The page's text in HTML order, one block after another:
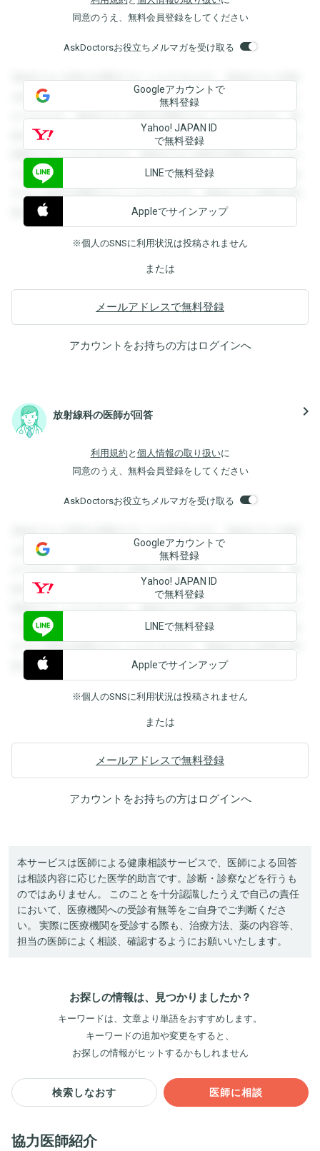
同意のうえ、無料会員登録をしてください
AskDoctorsお役立ちメルマガを受け取る
登録すると回答を閲覧することができます。登録すると回答
を閲覧することができます。登録すると回答を閲覧すること
ができます。登録すると回答を閲覧することができます。登
録すると回答を閲覧することができます。登録すると回答を
閲覧することができます。登録すると回答を閲覧することが
できます。登録すると回答を閲覧することができます。登録
すると回答を閲覧することができます。登録すると回答を閲
覧することができます。
Googleアカウントで
無料登録
Yahoo! JAPAN ID
で無料登録
LINEで無料登録
Appleでサインアップ
※個人のSNSに利用状況は投稿されません
または
メールアドレスで無料登録
アカウントをお持ちの方はログインへ
放射線科の医師が回答 navigate_next
利用規約 と 個人情報の取り扱いに
同意のうえ、無料会員登録をしてください
AskDoctorsお役立ちメルマガを受け取る
登録すると回答を閲覧することができます。登録すると回答
を閲覧することができます。登録すると回答を閲覧すること
ができます。登録すると回答を閲覧することができます。登
録すると回答を閲覧することができます。登録すると回答を
閲覧することができます。登録すると回答を閲覧することが
できます。登録すると回答を閲覧することができます。登録
すると回答を閲覧することができます。登録すると回答を閲
覧することができます。
Googleアカウントで
無料登録
Yahoo! JAPAN ID
で無料登録
LINEで無料登録
Appleでサインアップ
※個人のSNSに利用状況は投稿されません
または
メールアドレスで無料登録
アカウントをお持ちの方はログインへ
本サービスは医師による健康相談サービスで、医師による回答
は相談内容に応じた医学的助言です。診断・診察などを行うも
のではありません。 このことを十分認識したうえで自己の責任
において、医療機関への受診有無等をご自身でご判断くださ
い。 実際に医療機関を受診する際も、治療方法、薬の内容等、
担当の医師によく相談、確認するようにお願いいたします。
お探しの情報は、見つかりましたか？
キーワードは、文章より単語をおすすめします。
キーワードの追加や変更をすると、
お探しの情報がヒットするかもしれません
検索しなおす 医師に相談
協力医師紹介